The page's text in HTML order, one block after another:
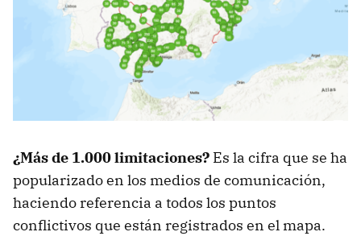
¿Más de 1.000 limitaciones? Es la cifra que se ha
popularizado en los medios de comunicación,
haciendo referencia a todos los puntos
conflictivos que están registrados en el mapa.